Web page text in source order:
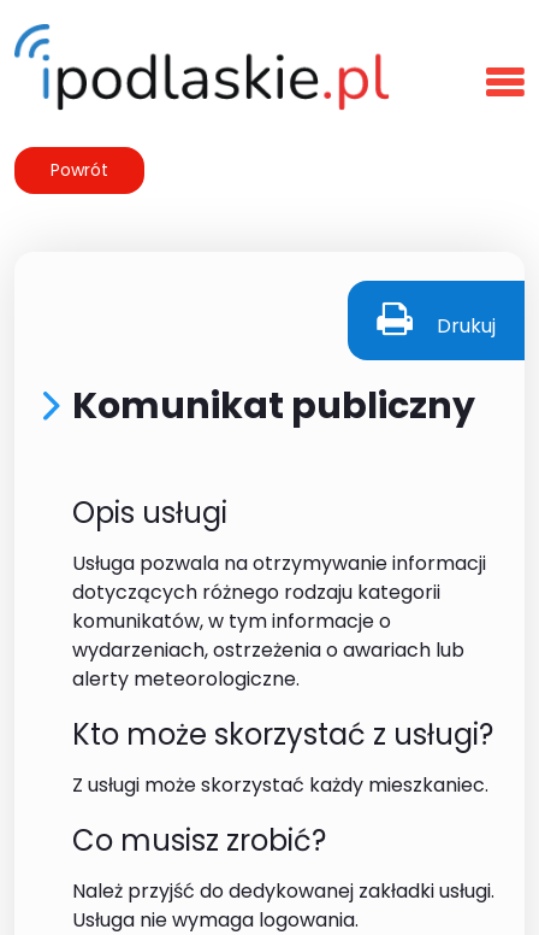
Powrót
Drukuj
Komunikat publiczny
Opis usługi
Usługa pozwala na otrzymywanie informacji
dotyczących różnego rodzaju kategorii
komunikatów, w tym informacje o
wydarzeniach, ostrzeżenia o awariach lub
alerty meteorologiczne.
Kto może skorzystać z usługi?
Z usługi może skorzystać każdy mieszkaniec.
Co musisz zrobić?
Należ przyjść do dedykowanej zakładki usługi.
Usługa nie wymaga logowania.